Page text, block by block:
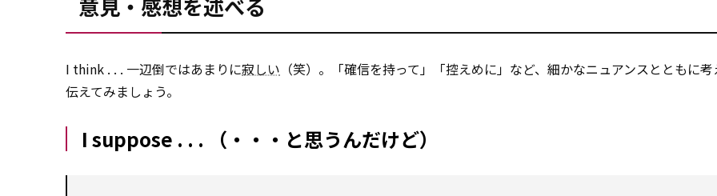
意見・感想を述べる
I think . . . 一辺倒ではあまりに寂しい （笑）。「確信を持って」「控えめに」など、細かなニュアンスとともに
伝えてみましょう。
I suppose . . . （・・・と思うんだけど）